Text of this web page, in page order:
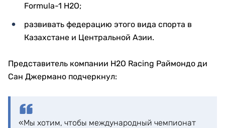
Formula-1 H2O;
развивать федерацию этого вида спорта в
Казахстане и Центральной Азии.
Представитель компании H2O Racing Раймондо ди
Сан Джермано подчеркнул:
«Мы хотим, чтобы международный чемпионат